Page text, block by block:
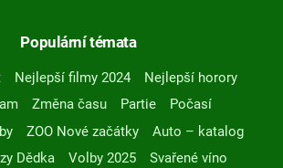
Populární témata
Nejlepší filmy 2024
Nejlepší horory
Změna času Partie
Počasí
ZOO Nové začátky
Auto – katalog
Dědka
Volby 2025
Svařené víno